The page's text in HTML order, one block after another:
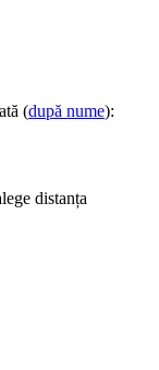
(după nume):
distanța